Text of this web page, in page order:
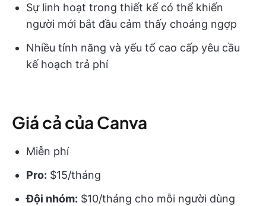
Sự linh hoạt trong thiết kế có thể khiến
người mới bắt đầu cảm thấy choáng ngợp
Nhiều tính năng và yếu tố cao cấp yêu cầu
kế hoạch trả phí
Giá cả của Canva
Miễn phí
Pro: $15/tháng
Đội nhóm: $10/tháng cho mỗi người dùng